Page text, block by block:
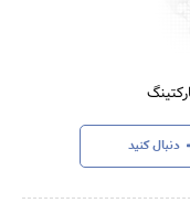
دنبال کنید